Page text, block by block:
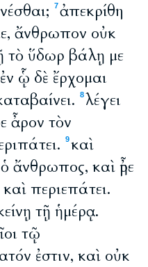
7ἀπεκρίθη
ἄνθρωπον οὐκ
τὸ ὕδωρ βάλῃ με
ᾧ δὲ ἔρχομαι
8λέγει
ἆρον τὸν
9καὶ
ἄνθρωπος, καὶ ἦρε
περιεπάτει.
τῇ ἡμέρᾳ.
τῷ
ἐστιν, καὶ οὐκ